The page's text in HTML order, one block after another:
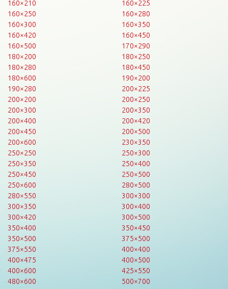
160×210
160×225
160×250
160×280
160×300
160×350
160×420
160×450
160×500
170×290
180×200
180×250
180×280
180×450
180×600
190×200
190×280
200×225
200×200
200×250
200×300
200×350
200×400
200×420
200×450
200×500
200×600
230×350
250×250
250×300
250×350
250×400
250×450
250×500
250×600
280×500
280×550
300×300
300×350
300×400
300×420
300×500
350×400
350×450
350×500
375×500
375×550
400×400
400×475
400×500
400×600
425×550
480×600
500×700